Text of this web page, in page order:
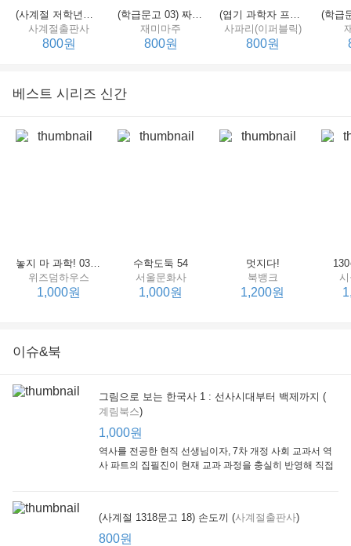
(사계절 저학년문고 21) 선생님은 모르는 게 너무 많아
사계절출판사
800원
(학급문고 03) 짜장 짬뽕 탕수육
재미마주
800원
(엽기 과학자 프래니 01) 도시락 괴물이 나타났다
사파리(이퍼블릭)
800원
Little, Brown
1,000원
베스트 시리즈 신간
놓지 마 과학! 03 : 정신이 공룡에 정신 놓다
위즈덤하우스
1,000원
수학도둑 54
서울문화사
1,000원
멋지다!
북뱅크
1,200원
이슈&북
그림으로 보는 한국사 1 : 선사시대부터 백제까지 (
계림북스)
1,000원
역사를 전공한 현직 선생님이자, 7차 개정 사회 교과서 역
사 파트의 집필진이 현재 교과 과정을 충실히 반영해 직접
(사계절 1318문고 18) 손도끼 (사계절출판사)
800원